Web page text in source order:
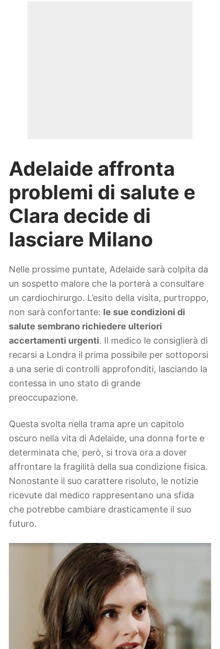
Adelaide affronta
problemi di salute e
Clara decide di
lasciare Milano
Nelle prossime puntate, Adelaide sarà colpita da
un sospetto malore che la porterà a consultare
un cardiochirurgo. L’esito della visita, purtroppo,
non sarà confortante: le sue condizioni di
salute sembrano richiedere ulteriori
accertamenti urgenti. Il medico le consiglierà di
recarsi a Londra il prima possibile per sottoporsi
a una serie di controlli approfonditi, lasciando la
contessa in uno stato di grande
preoccupazione.
Questa svolta nella trama apre un capitolo
oscuro nella vita di Adelaide, una donna forte e
determinata che, però, si trova ora a dover
affrontare la fragilità della sua condizione fisica.
Nonostante il suo carattere risoluto, le notizie
ricevute dal medico rappresentano una sfida
che potrebbe cambiare drasticamente il suo
futuro.